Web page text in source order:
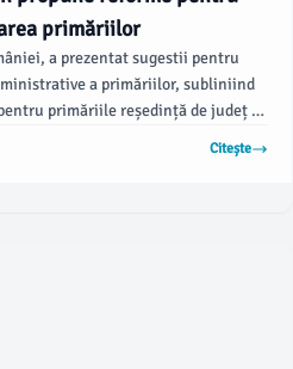
primăriilor
a prezentat sugestii pentru
a primăriilor, subliniind
primăriile reședință de județ în
potrivit unui interviu acordat
Citește